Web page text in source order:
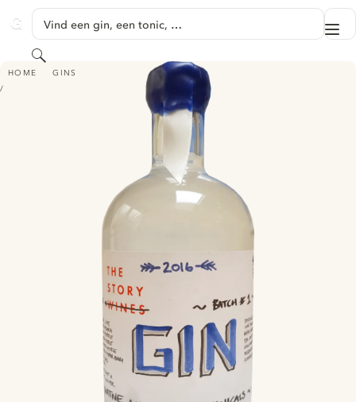
GINVENTORY
Vind een gin, een tonic, …
Zoeken
HOME GINS
THE STORY AUSTRALIAN BOTANICALS GIN